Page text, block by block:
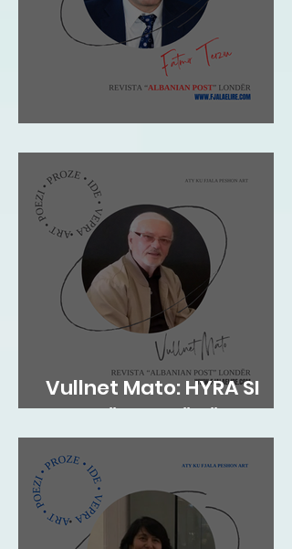
Fatmir Terziu: Shqipja
Vullnet Mato: HYRA SI
ZOG NË FOLENË TËNDE